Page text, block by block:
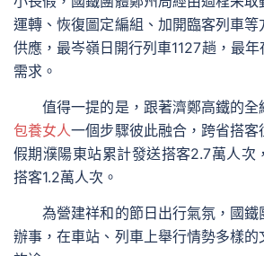
運轉、恢復圖定編組、加開臨客列車
供應，最岑嶺日開行列車1127趟，最
需求。
值得一提的是，跟著濟鄭高鐵的全
包養女人一個步驟彼此融合，跨省搭
假期濮陽東站累計發送搭客2.7萬人次
搭客1.2萬人次。
為營建祥和的節日出行氣氛，國鐵
辦事，在車站、列車上舉行情勢多樣